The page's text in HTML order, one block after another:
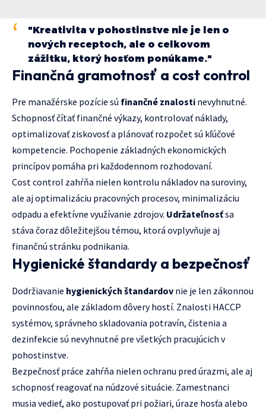
"Kreativita v pohostinstve nie je len o
nových receptoch, ale o celkovom
zážitku, ktorý hosťom ponúkame."
Finančná gramotnosť a cost control
Pre manažérske pozície sú finančné znalosti nevyhnutné.
Schopnosť čítať finančné výkazy, kontrolovať náklady,
optimalizovať ziskovosť a plánovať rozpočet sú kľúčové
kompetencie. Pochopenie základných ekonomických
princípov pomáha pri každodennom rozhodovaní.
Cost control zahŕňa nielen kontrolu nákladov na suroviny,
ale aj optimalizáciu pracovných procesov, minimalizáciu
odpadu a efektívne využívanie zdrojov. Udržateľnosťsa
stáva čoraz dôležitejšou témou, ktorá ovplyvňuje aj
finančnú stránku podnikania.
Hygienické štandardy a bezpečnosť
Dodržiavanie hygienických štandardov nie je len zákonnou
povinnosťou, ale základom dôvery hostí. Znalosti HACCP
systémov, správneho skladovania potravín, čistenia a
dezinfekcie sú nevyhnutné pre všetkých pracujúcich v
pohostinstve.
Bezpečnosť práce zahŕňa nielen ochranu pred úrazmi, ale aj
schopnosť reagovať na núdzové situácie. Zamestnanci
musia vedieť, ako postupovať pri požiari, úraze hosťa alebo